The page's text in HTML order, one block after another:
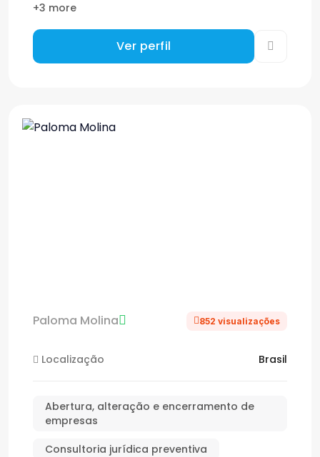
+3 more
Ver perfil
Paloma Molina 852 visualizações
Localização Brasil
Abertura, alteração e encerramento de
empresas
Consultoria jurídica preventiva